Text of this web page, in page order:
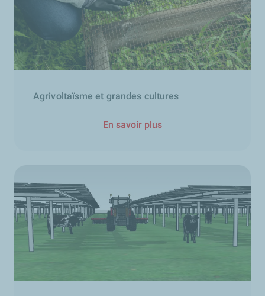
Agrivoltaïsme et grandes cultures
En savoir plus